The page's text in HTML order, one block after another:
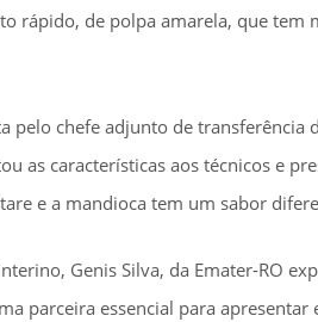
rápido, de polpa amarela, que tem
pelo chefe adjunto de transferência
as características aos técnicos e
e a mandioca tem um sabor
Genis Silva, da Emater-RO
parceira essencial para